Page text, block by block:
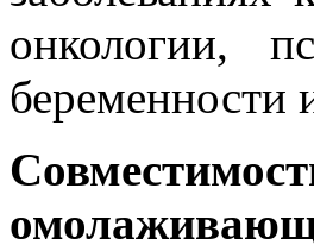
онкологии,
беременности